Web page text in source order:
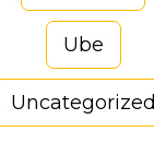
Ube
Uncategorized